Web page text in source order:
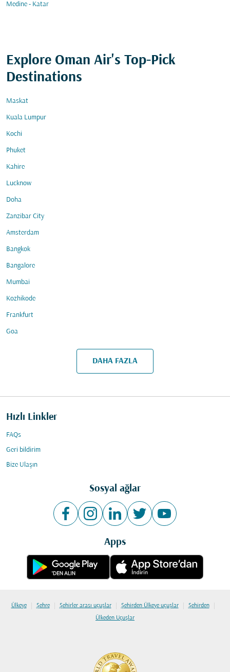
Medine - Katar
Explore Oman Air's Top-Pick
Destinations
Maskat
Kuala Lumpur
Kochi
Phuket
Kahire
Lucknow
Doha
Zanzibar City
Amsterdam
Bangkok
Bangalore
Mumbai
Kozhikode
Frankfurt
Goa
DAHA FAZLA
Hızlı Linkler
FAQs
Geri bildirim
Bize Ulaşın
Sosyal ağlar
Apps
Ülkeye | Şehre | Şehirler arası uçuşlar | Şehirden Ülkeye uçuşlar | Şehirden |
Ülkeden Uçuşlar